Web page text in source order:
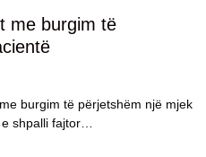
me burgim të
burgim të përjetshëm një mjek
shpalli fajtor…